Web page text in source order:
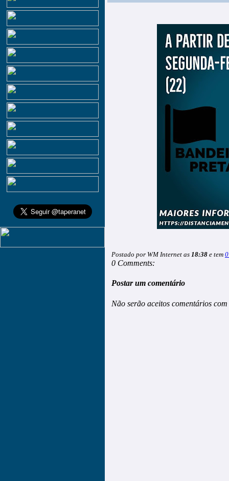
Postado por WM Internet as 18:38 e tem
0 Comments:
Postar um comentário
Não serão aceitos comentários